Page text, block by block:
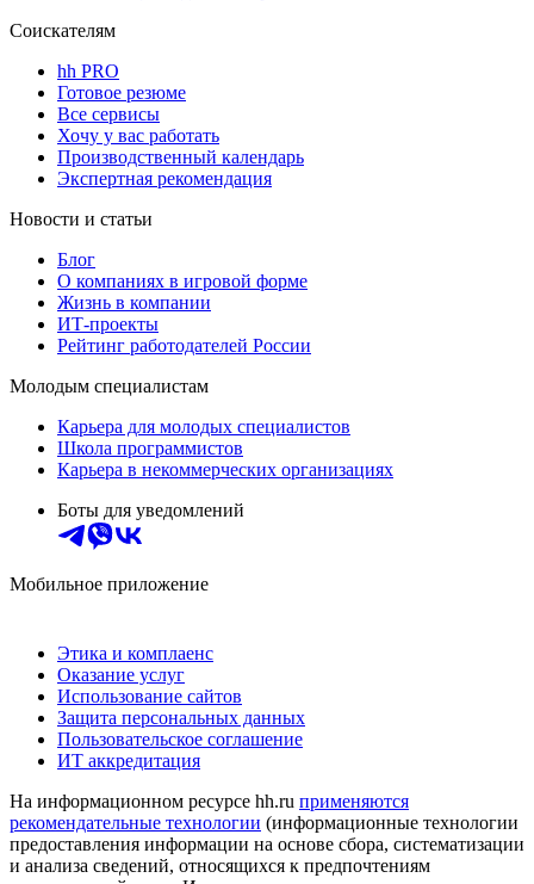
Соискателям
hh PRO
Готовое резюме
Все сервисы
Хочу у вас работать
Производственный календарь
Экспертная рекомендация
Новости и статьи
Блог
О компаниях в игровой форме
Жизнь в компании
ИТ-проекты
Рейтинг работодателей России
Молодым специалистам
Карьера для молодых специалистов
Школа программистов
Карьера в некоммерческих организациях
Боты для уведомлений
Мобильное приложение
Этика и комплаенс
Оказание услуг
Использование сайтов
Защита персональных данных
Пользовательское соглашение
ИТ аккредитация
На информационном ресурсе hh.ru применяются
рекомендательные технологии (информационные технологии
предоставления информации на основе сбора, систематизации
и анализа сведений, относящихся к предпочтениям